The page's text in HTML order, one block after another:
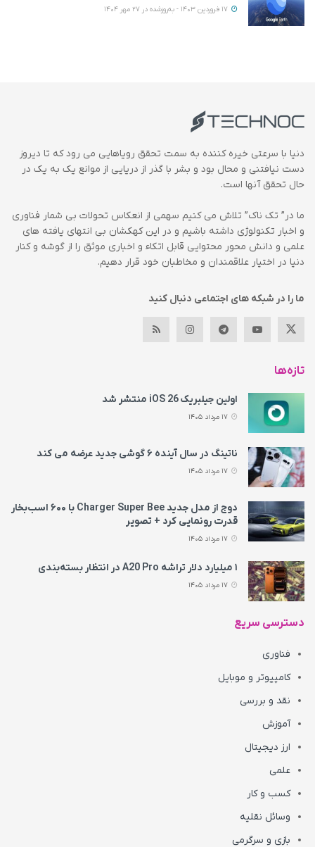
دنیا با سرعتی خیره کننده به سمت تحقق رویاهایی می رود که تا دیروز
دست نیافتنی و محال بود و بشر با گذر از دریایی از موانع یک به یک در
حال تحقق آنها است.
ما در” تک ناک” تلاش می کنیم سهمی از انعکاس تحولات بی شمار فناوری
و اخبار تکنولوژی داشته باشیم و در این کهکشان بی انتهای یافته های
علمی و دانش محور محتوایی قابل اتکاء و اخباری موثق را از گوشه و کنار
دنیا در اختیار علاقمندان و مخاطبان خود قرار دهیم.
ما را در شبکه های اجتماعی دنبال کنید
تازه‌ها
اولین جیلبریک iOS 26 منتشر شد
ناتینگ در سال آینده ۶ گوشی جدید عرضه می‌ کند
دوج از مدل جدید Charger Super Bee با ۶۰۰ اسب‌بخار
قدرت رونمایی کرد + تصویر
۱ میلیارد دلار تراشه A20 Pro در انتظار بسته‌بندی
دسترسی سریع
فناوری
کامپیوتر و موبایل
نقد و بررسی
آموزش
ارز دیجیتال
علمی
کسب و کار
وسائل نقلیه
بازی و سرگرمی